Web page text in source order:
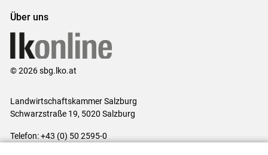
Über uns
© 2026 sbg.lko.at
Landwirtschaftskammer Salzburg
Schwarzstraße 19, 5020 Salzburg
Telefon: +43 (0) 50 2595-0